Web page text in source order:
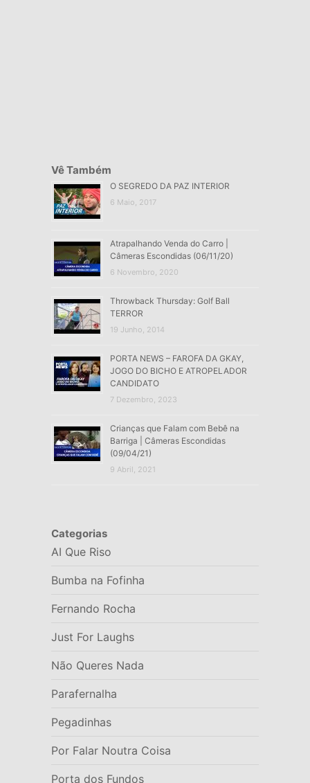
Vê Também
O SEGREDO DA PAZ INTERIOR
6 Maio, 2017
Atrapalhando Venda do Carro |
Câmeras Escondidas (06/11/20)
6 Novembro, 2020
Throwback Thursday: Golf Ball
TERROR
19 Junho, 2014
PORTA NEWS – FAROFA DA GKAY,
JOGO DO BICHO E ATROPELADOR
CANDIDATO
7 Dezembro, 2023
Crianças que Falam com Bebê na
Barriga | Câmeras Escondidas
(09/04/21)
9 Abril, 2021
Categorias
AI Que Riso
Bumba na Fofinha
Fernando Rocha
Just For Laughs
Não Queres Nada
Parafernalha
Pegadinhas
Por Falar Noutra Coisa
Porta dos Fundos